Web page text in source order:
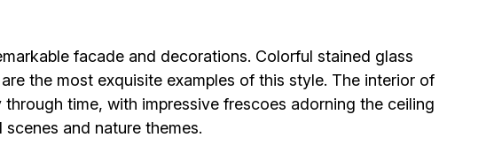
facade and decorations. Colorful stained glass
the most exquisite examples of this style. The interior of
time, with impressive frescoes adorning the ceiling
and nature themes.